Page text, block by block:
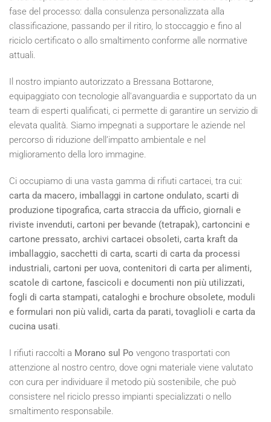
fase del processo: dalla consulenza personalizzata alla
classificazione, passando per il ritiro, lo stoccaggio e fino al
riciclo certificato o allo smaltimento conforme alle normative
attuali.
Il nostro impianto autorizzato a Bressana Bottarone,
equipaggiato con tecnologie all'avanguardia e supportato da un
team di esperti qualificati, ci permette di garantire un servizio di
elevata qualità. Siamo impegnati a supportare le aziende nel
percorso di riduzione dell’impatto ambientale e nel
miglioramento della loro immagine.
Ci occupiamo di una vasta gamma di rifiuti cartacei, tra cui:
carta da macero, imballaggi in cartone ondulato, scarti di
produzione tipografica, carta straccia da ufficio, giornali e
riviste invenduti, cartoni per bevande (tetrapak), cartoncini e
cartone pressato, archivi cartacei obsoleti, carta kraft da
imballaggio, sacchetti di carta, scarti di carta da processi
industriali, cartoni per uova, contenitori di carta per alimenti,
scatole di cartone, fascicoli e documenti non più utilizzati,
fogli di carta stampati, cataloghi e brochure obsolete, moduli
e formulari non più validi, carta da parati, tovaglioli e carta da
cucina usati.
I rifiuti raccolti a Morano sul Po vengono trasportati con
attenzione al nostro centro, dove ogni materiale viene valutato
con cura per individuare il metodo più sostenibile, che può
consistere nel riciclo presso impianti specializzati o nello
smaltimento responsabile.